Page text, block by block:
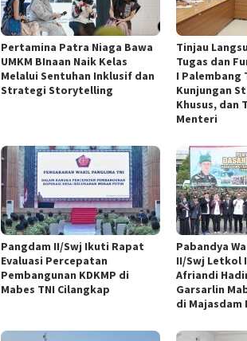
Pertamina Patra Niaga Bawa
UMKM BInaan Naik Kelas
Melalui Sentuhan Inklusif dan
Strategi Storytelling
Tinjau
Tugas dan
I Palembang
Kunjungan
Khusus, dan
Menteri
Pangdam II/Swj Ikuti Rapat
Evaluasi Percepatan
Pembangunan KDKMP di
Mabes TNI Cilangkap
Pabandya
II/Swj Letkol
Afriandi
Garsarlin
di Majasdam